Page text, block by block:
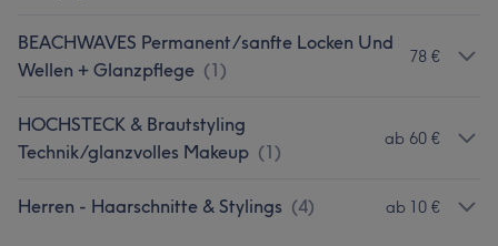
BEACHWAVES Permanent/sanfte Locken Und
Wellen + Glanzpflege (1)
78 €
HOCHSTECK & Brautstyling
Technik/glanzvolles Makeup (1)
ab 60 €
Herren - Haarschnitte & Stylings (4) ab 10 €